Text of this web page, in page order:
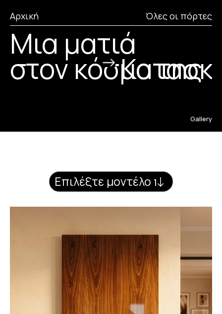
Αρχική Όλες οι πόρτες
Μια ματιά
στον κόσμο της
μας
Τέχνης
μας Gallery